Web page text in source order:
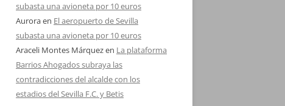
subasta una avioneta por 10 euros
Auroraen El aeropuerto de Sevilla
subasta una avioneta por 10 euros
Araceli Montes Márquezen La plataforma
Barrios Ahogados subraya las
contradicciones del alcalde con los
estadios del Sevilla F.C. y Betis